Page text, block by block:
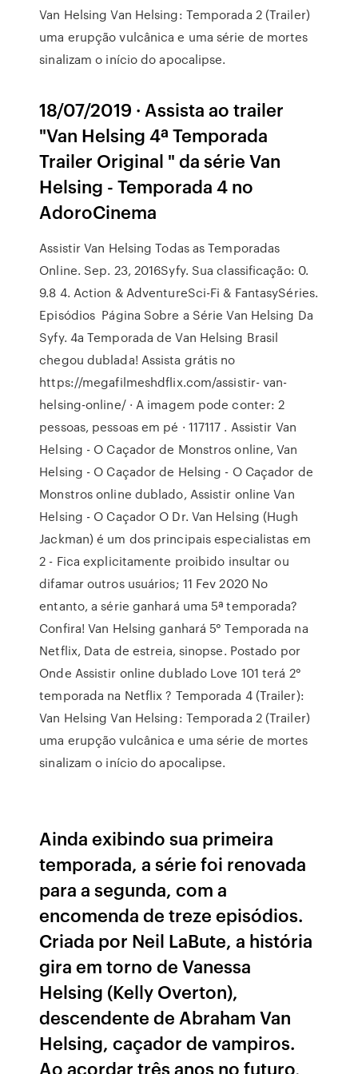
Van Helsing Van Helsing: Temporada 2 (Trailer)
uma erupção vulcânica e uma série de mortes
sinalizam o início do apocalipse.
18/07/2019 · Assista ao trailer
"Van Helsing 4ª Temporada
Trailer Original " da série Van
Helsing - Temporada 4 no
AdoroCinema
Assistir Van Helsing Todas as Temporadas
Online. Sep. 23, 2016Syfy. Sua classificação: 0.
9.8 4. Action & AdventureSci-Fi & FantasySéries.
Episódios Página Sobre a Série Van Helsing Da
Syfy. 4a Temporada de Van Helsing Brasil
chegou dublada! Assista grátis no
https://megafilmeshdflix.com/assistir- van-
helsing-online/ · A imagem pode conter: 2
pessoas, pessoas em pé · 117117 . Assistir Van
Helsing - O Caçador de Monstros online, Van
Helsing - O Caçador de Helsing - O Caçador de
Monstros online dublado, Assistir online Van
Helsing - O Caçador O Dr. Van Helsing (Hugh
Jackman) é um dos principais especialistas em
2 - Fica explicitamente proibido insultar ou
difamar outros usuários; 11 Fev 2020 No
entanto, a série ganhará uma 5ª temporada?
Confira! Van Helsing ganhará 5° Temporada na
Netflix, Data de estreia, sinopse. Postado por
Onde Assistir online dublado Love 101 terá 2°
temporada na Netflix ? Temporada 4 (Trailer):
Van Helsing Van Helsing: Temporada 2 (Trailer)
uma erupção vulcânica e uma série de mortes
sinalizam o início do apocalipse.
Ainda exibindo sua primeira
temporada, a série foi renovada
para a segunda, com a
encomenda de treze episódios.
Criada por Neil LaBute, a história
gira em torno de Vanessa
Helsing (Kelly Overton),
descendente de Abraham Van
Helsing, caçador de vampiros.
Ao acordar três anos no futuro,